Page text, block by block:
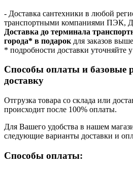
- Доставка сантехники в любой
транспортными компаниями ПЭК,
Доставка до терминала
города* в подарок для заказов
* подробности доставки уточняйте
Способы оплаты и базовые
доставку
Отгрузка товара со склада или
происходит после 100% оплаты.
Для Вашего удобства в нашем
следующие варианты доставки и
Способы оплаты: